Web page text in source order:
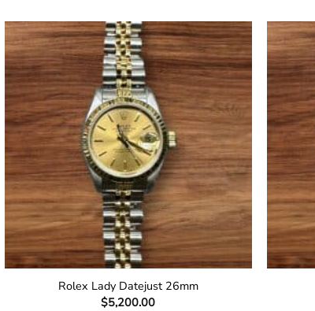
Rolex Lady Datejust 26mm
$5,200.00